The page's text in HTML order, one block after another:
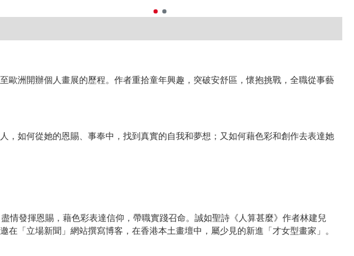
洲開辦個人畫展的歷程。作者重拾童年興趣，突破安舒區，懷抱挑戰，全職從事藝
如何從她的恩賜、事奉中，找到真實的自我和夢想；又如何藉色彩和創作去表達她
情發揮恩賜，藉色彩表達信仰，帶職實踐召命。誠如聖詩《人算甚麼》作者林建兒
「立場新聞」網站撰寫博客，在香港本土畫壇中，屬少見的新進「才女型畫家」。